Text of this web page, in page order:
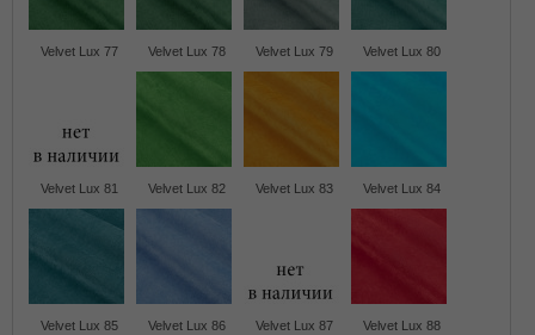
Velvet Lux 77 Velvet Lux 78 Velvet Lux 79 Velvet Lux 80
Velvet Lux 81 Velvet Lux 82 Velvet Lux 83 Velvet Lux 84
Velvet Lux 85 Velvet Lux 86 Velvet Lux 87 Velvet Lux 88